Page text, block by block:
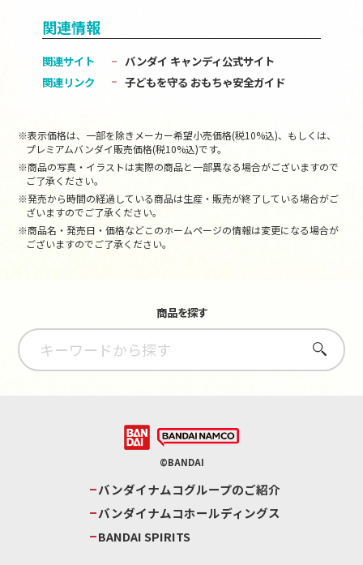
関連情報
関連サイト
バンダイ キャンディ公式サイト
関連リンク
子どもを守る おもちゃ安全ガイド
※表示価格は、一部を除きメーカー希望小売価格(税10%込)、もしくは、
プレミアムバンダイ販売価格(税10%込)です。
※商品の写真・イラストは実際の商品と一部異なる場合がございますので
ご了承ください。
※発売から時間の経過している商品は生産・販売が終了している場合がご
ざいますのでご了承ください。
※商品名・発売日・価格などこのホームページの情報は変更になる場合が
ございますのでご了承ください。
商品を探す
さがす
©BANDAI
バンダイナムコグループのご紹介
バンダイナムコホールディングス
BANDAI SPIRITS